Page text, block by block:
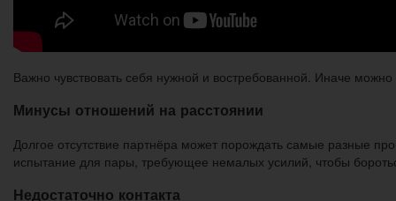
Важно чувствовать себя нужной и востребованной. Иначе
Минусы отношений на расстоянии
Долгое отсутствие партнёра может порождать самые разные
испытание для пары, требующее немалых усилий, чтобы
Недостаточно контакта